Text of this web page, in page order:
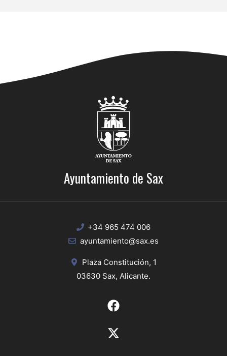
Ayuntamiento de Sax
+34 965 474 006
ayuntamiento@sax.es
Plaza Constitución, 1
03630 Sax, Alicante.